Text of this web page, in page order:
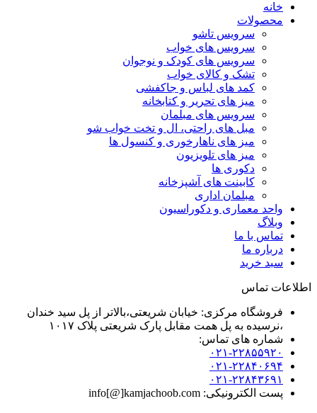
خانه
محصولات
سرویس تاشو
سرویس های خواب
سرویس های کودک و نوجوان
تشک و کالای خواب
کمد های لباس و جاکفشی
میز های تحریر و کتابخانه
سرویس های مبلمان
مبل های راحتی، ال و تخت خواب شو
میز های ناهارخوری و کنسول ها
میز های تلویزیون
دکوری ها
کابینت های آشپزخانه
مبلمان اداری
واحد معماری و دکوراسیون
وبلاگ
تماس با ما
درباره ما
سبد خرید
اطلاعات تماس
فروشگاه مرکزی: خیابان شریعتی،بالاتر از پل سید خندان
،نرسیده به پل همت مقابل پارک شریعتی پلاک ۱۰۱۷
شماره های تماس:
۰۲۱-۲۲۸۵۵۹۲۰
۰۲۱-۲۲۸۴۰۶۹۴
۰۲۱-۲۲۸۴۳۶۹۱
پست الکترونیکی: info[@]kamjachoob.com